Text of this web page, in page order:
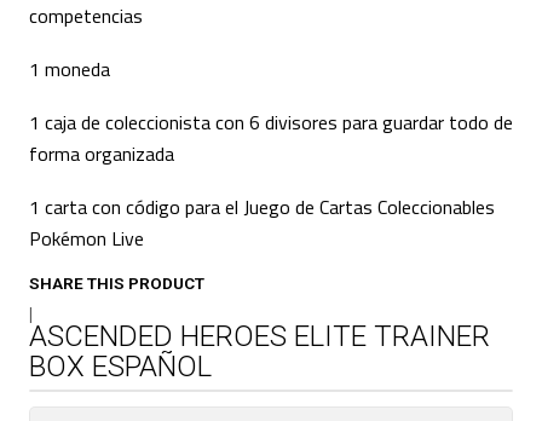
competencias
1 moneda
1 caja de coleccionista con 6 divisores para guardar todo de
forma organizada
1 carta con código para el Juego de Cartas Coleccionables
Pokémon Live
SHARE THIS PRODUCT
|
ASCENDED HEROES ELITE TRAINER
BOX ESPAÑOL